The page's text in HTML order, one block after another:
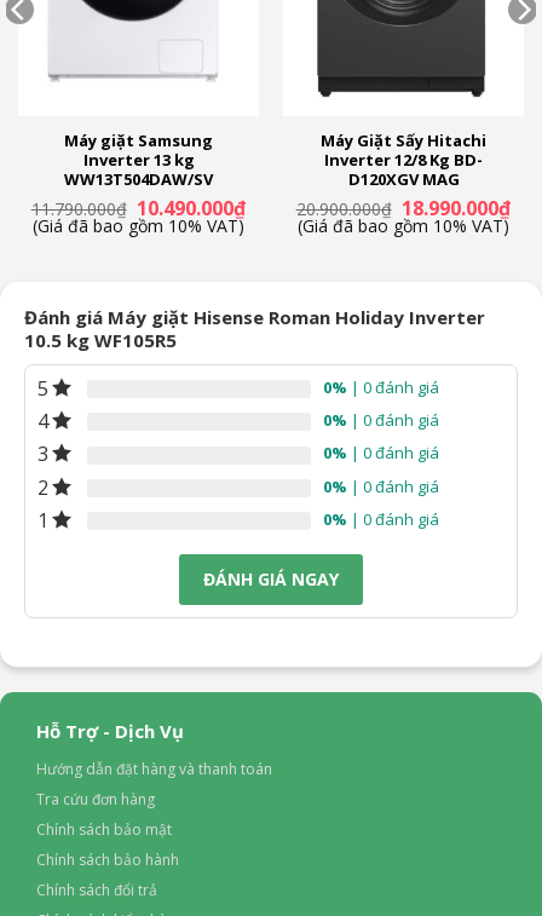
Máy giặt Samsung
Inverter 13 kg
WW13T504DAW/SV
11.790.000₫ Giá
gốc
là:
10.490.000₫Giá
(Giá đã bao gồm 10% VAT)
Máy Giặt Sấy Hitachi
Inverter 12/8 Kg BD-
D120XGV MAG
20.900.000₫ Giá
gốc
là:
18.990.000₫Giá
(Giá đã bao gồm 10% VAT)
Đánh giá Máy giặt Hisense Roman Holiday Inverter
10.5 kg WF105R5
5 0% | 0 đánh giá
4 0% | 0 đánh giá
3 0% | 0 đánh giá
2 0% | 0 đánh giá
1 0% | 0 đánh giá
ĐÁNH GIÁ NGAY
Hỗ Trợ - Dịch Vụ
Hướng dẫn đặt hàng và thanh toán
Tra cứu đơn hàng
Chính sách bảo mật
Chính sách bảo hành
Chính sách đổi trả